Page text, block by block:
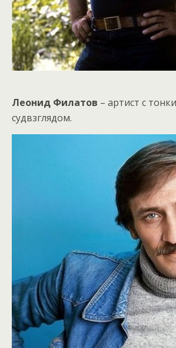
Леонид Филатов – артист с
судвзглядом.